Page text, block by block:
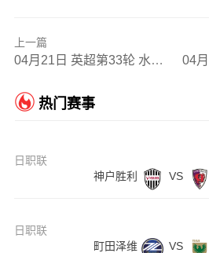
上一篇
04月21日 英超第33轮 水晶宫vs西汉姆联 全场录像 04月22
热门赛事
日职联
神户胜利
VS
日职联
町田泽维
VS